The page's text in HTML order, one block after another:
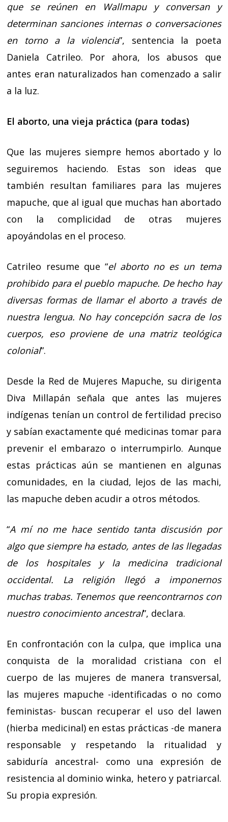
que se reúnen en Wallmapu y conversan y
determinan sanciones internas o conversaciones
en torno a la violencia”, sentencia la poeta
Daniela Catrileo. Por ahora, los abusos que
antes eran naturalizados han comenzado a salir
a la luz.
El aborto, una vieja práctica (para todas)
Que las mujeres siempre hemos abortado y lo
seguiremos haciendo. Estas son ideas que
también resultan familiares para las mujeres
mapuche, que al igual que muchas han abortado
con la complicidad de otras mujeres
apoyándolas en el proceso.
Catrileo resume que “el aborto no es un tema
prohibido para el pueblo mapuche. De hecho hay
diversas formas de llamar el aborto a través de
nuestra lengua. No hay concepción sacra de los
cuerpos, eso proviene de una matriz teológica
colonial”.
Desde la Red de Mujeres Mapuche, su dirigenta
Diva Millapán señala que antes las mujeres
indígenas tenían un control de fertilidad preciso
y sabían exactamente qué medicinas tomar para
prevenir el embarazo o interrumpirlo. Aunque
estas prácticas aún se mantienen en algunas
comunidades, en la ciudad, lejos de las machi,
las mapuche deben acudir a otros métodos.
“A mí no me hace sentido tanta discusión por
algo que siempre ha estado, antes de las llegadas
de los hospitales y la medicina tradicional
occidental. La religión llegó a imponernos
muchas trabas. Tenemos que reencontrarnos con
nuestro conocimiento ancestral”, declara.
En confrontación con la culpa, que implica una
conquista de la moralidad cristiana con el
cuerpo de las mujeres de manera transversal,
las mujeres mapuche -identificadas o no como
feministas- buscan recuperar el uso del lawen
(hierba medicinal) en estas prácticas -de manera
responsable y respetando la ritualidad y
sabiduría ancestral- como una expresión de
resistencia al dominio winka, hetero y patriarcal.
Su propia expresión.